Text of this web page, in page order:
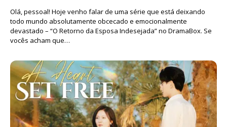
Olá, pessoal! Hoje venho falar de uma série que está deixando
todo mundo absolutamente obcecado e emocionalmente
devastado – “O Retorno da Esposa Indesejada” no DramaBox. Se
vocês acham que…